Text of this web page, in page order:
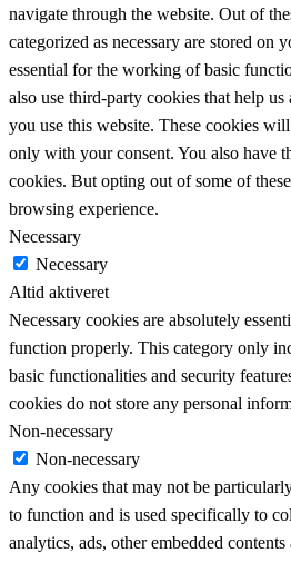
navigate through the website. Out of
categorized as necessary are stored on
essential for the working of basic
also use third-party cookies that help
you use this website. These cookies
only with your consent. You also have
cookies. But opting out of some of
browsing experience.
Necessary
Necessary
Altid aktiveret
Necessary cookies are absolutely
function properly. This category only
basic functionalities and security
cookies do not store any personal
Non-necessary
Non-necessary
Any cookies that may not be
to function and is used specifically to
analytics, ads, other embedded